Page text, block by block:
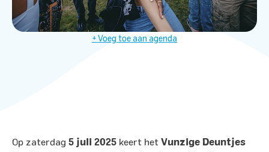
+ Voeg toe aan agenda
Op zaterdag 5 juli 2025 keert het Vunzige Deuntjes